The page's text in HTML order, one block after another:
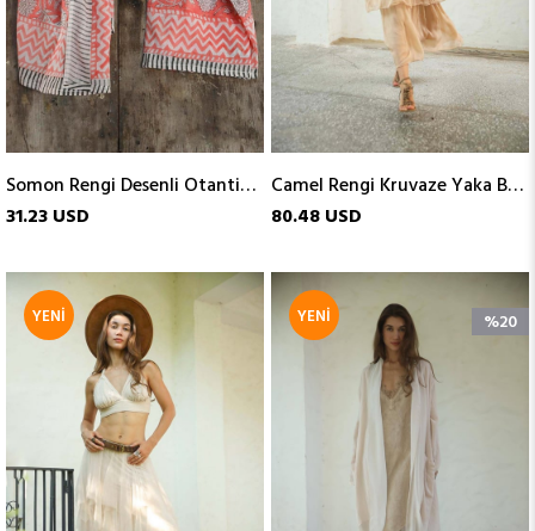
Somon Rengi Desenli Otantik Şal
31.23 USD
Camel Rengi Kruvaze Yaka Belden Bağlamalı İpek Elbise
80.48 USD
YENI %20
YENI